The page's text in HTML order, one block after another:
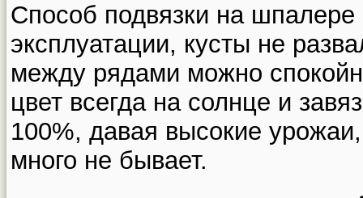
Способ подвязки на шпалере
эксплуатации, кусты не
между рядами можно
цвет всегда на солнце и
100%, давая высокие
много не бывает.